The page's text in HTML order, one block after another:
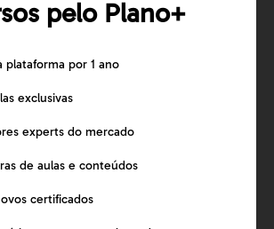
pelo Plano+
plataforma por 1 ano
exclusivas
experts do mercado
de aulas e conteúdos
certificados